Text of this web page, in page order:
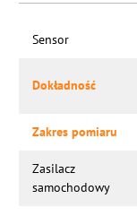
Sensor
Dokładność
Zakres pomiaru
Zasilacz
samochodowy